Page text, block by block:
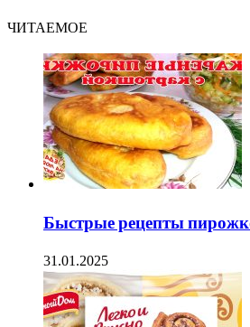
ЧИТАЕМОЕ
Быстрые рецепты
31.01.2025